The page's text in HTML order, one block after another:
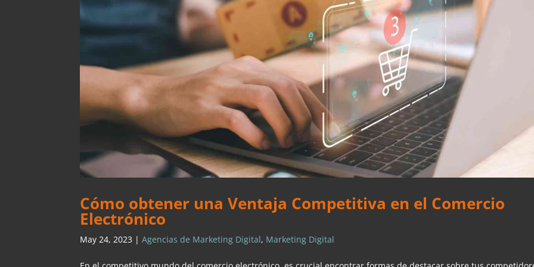
Cómo obtener una Ventaja Competitiva en el Comercio
Electrónico
May 24, 2023 |Agencias de Marketing Digital, Marketing Digital